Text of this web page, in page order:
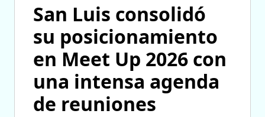
San Luis consolidó
su posicionamiento
en Meet Up 2026 con
una intensa agenda
de reuniones